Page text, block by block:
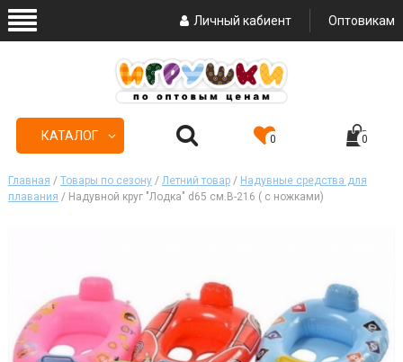
Личный кабиент Оптовикам
КАТАЛОГ 0 0
Главная / Товары по сезону/ Летний товар/ Надувные средства для
плавания / Надувной круг "Лодка" d65 см.В-216 ( с ножками)